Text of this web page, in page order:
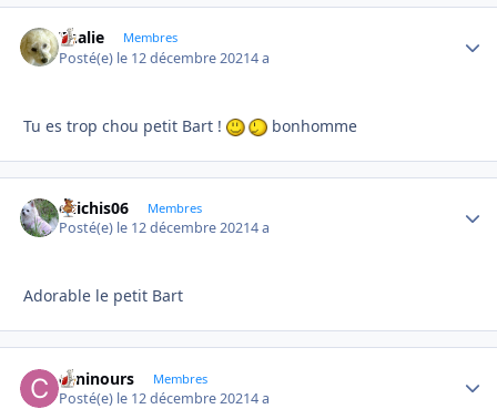
Thalie Membres
Posté(e) le 12 décembre 20214 a
Tu es trop chou petit Bart ! bonhomme
chichis06 Membres
Posté(e) le 12 décembre 20214 a
Adorable le petit Bart
caninours Membres
Posté(e) le 12 décembre 20214 a